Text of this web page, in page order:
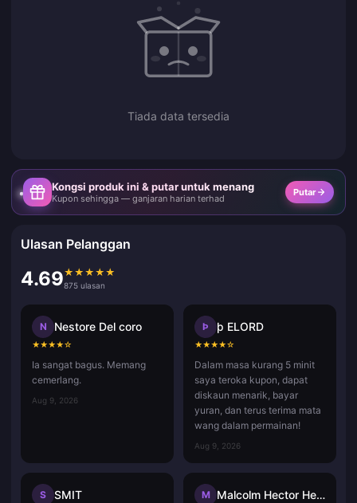
Tiada data tersedia
Kongsi produk ini & putar untuk menang
Kupon sehingga — ganjaran harian terhad
Putar
Ulasan Pelanggan
4.69★ ★ ★ ★ ★
875 ulasan
N Nestore Del coro
★★★★☆
Ia sangat bagus. Memang
cemerlang.
Aug 9, 2026
Þ þ ELORD
★★★★☆
Dalam masa kurang 5 minit
saya teroka kupon, dapat
diskaun menarik, bayar
yuran, dan terus terima mata
wang dalam permainan!
Aug 9, 2026
S SMIT M Malcolm Hector Herce